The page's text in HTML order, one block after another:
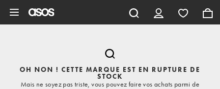
OH NON ! CETTE MARQUE EST EN RUPTURE DE
STOCK
Mais ne soyez pas triste, vous pouvez faire vos achats parmi de